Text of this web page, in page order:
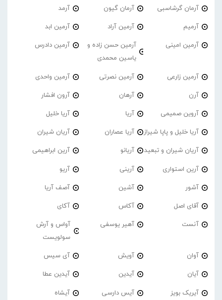
آرمان گرشاسبی آرمان گیون آرمد
آرمیم آرمین آراد آرمین ابد
آرمین امینی
آرمین حسن زاده و
یاسین محمدی
آرمین دادرس
آرمین زارعی آرمین نصرتی آرمین واحدی
آرن آرهان آرون افشار
آروین صمیمی آریا آریا خلیل
آریا خلیل و پاپا شیراز آریا عصاران آریان شیران
آریان شیران و تبعید آریانو آرین ابراهیمی
آرین استواری آرینی آریو
آشور آشین آصف آریا
آقای اصل آکاس آکای
آنست آهیر یوسفی
آواس و آرش
سولویست
آوان آویش آی سیس
آیان آیدین آیدین عطا
آیریک بویز آیس دارسی آیشاه